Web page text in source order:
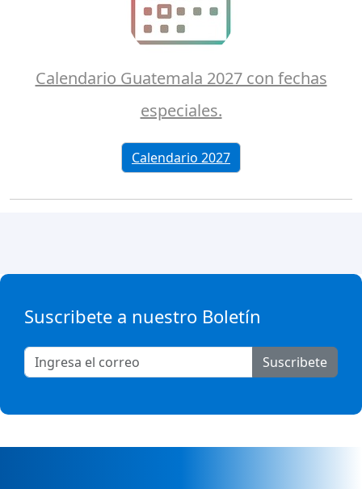
Calendario Guatemala 2027 con fechas
especiales.
Calendario 2027
Suscribete a nuestro Boletín
Suscribete